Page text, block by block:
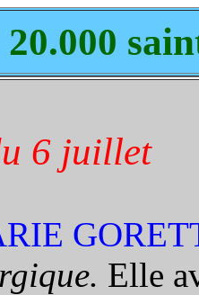
6 juillet
Elle